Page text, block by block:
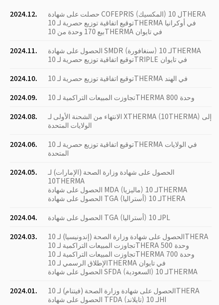
2024.12.
حصلت على شهادة COFEPRIS (المكسيك) ل 10THERA
توقيع اتفاقية توزيع حصرية لـ 10THERMA في أوكرانيا
بيع 170 وحدة من 10THERMA في تايوان
2024.11.
الحصول على شهادة SMDR (سنغافورة) لـ 10THERMA
توقيع اتفاقية توزيع حصرية لـ 10TRIPLE في تايوان
2024.10.
توقيع اتفاقية توزيع حصرية لـ 10THERMA في الهند
2024.09.
تجاوزت المبيعات التراكمية لـ 10THERMA 800 وحدة
2024.08.
الانتهاء من الشحنة الأولى لـ XTHERMA (10THERMA) إلى
الولايات المتحدة
2024.06.
توقيع اتفاقية توزيع حصرية لـ 10THERMA في الولايات
المتحدة
2024.05.
الحصول على شهادة وزارة الصحة (الإمارات) لـ
10THERMA
الحصول على شهادة MDA (ماليزيا) لـ 10THERMA
الحصول على شهادة TGA (أستراليا) لـ 10THERA
2024.04.
الحصول على شهادة TGA (أستراليا) لـ 10PL
2024.03.
الحصول على شهادة وزارة الصحة (إندونيسيا) لـ 10THERA
تجاوزت المبيعات التراكمية لـ 10THERA 500 وحدة
تجاوزت المبيعات التراكمية لـ 10THERMA 700 وحدة
الإطلاق الرسمي لـ 10THERMA في تايوان
الحصول على شهادة SFDA (السعودية) لـ 10THERMA
2024.01.
الحصول على شهادة وزارة الصحة (فيتنام) لـ 10THERA
الحصول على شهادة TFDA (تايلاند) لـ 10HI